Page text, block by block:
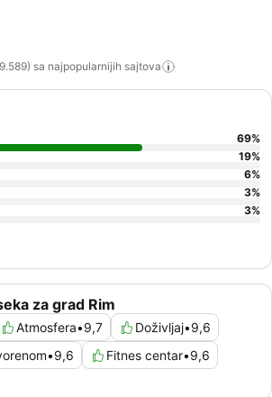
sa najpopularnijih sajtova
za grad Rim
Atmosfera•9,7 Doživljaj•9,6
•9,6 Fitnes centar•9,6
69%
19%
6%
3%
3%